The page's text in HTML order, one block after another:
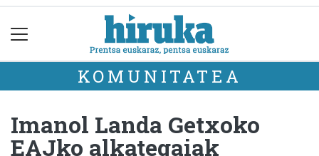
KOMUNITATEA
Imanol Landa Getxoko
EAJko alkategaiak